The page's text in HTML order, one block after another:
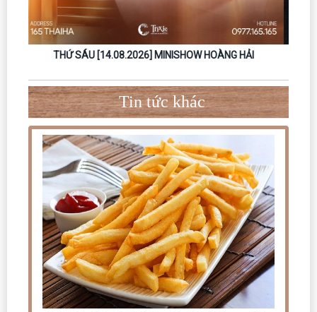
THỨ SÁU [18.09.2026] – MINISHOW NGUYỄN ĐÌNH TUẤN
Tin tức khác